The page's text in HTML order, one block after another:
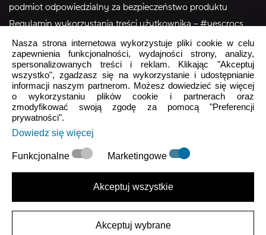
podmiot odpowiedzialny za bezpieczeństwo produktu
Regulamin wykorzystania treści użytkownika – #yescrocs
Obsługa Klienta
Pon - Pt9:00 - 16:00
Sob - NdzZamknięte
crocs.sklep@intersocks.pl
22 230 94 60
Wyślij
AkceptujePolityki Prywatności.
Nasza strona internetowa wykorzystuje pliki cookie w celu
zapewnienia funkcjonalności, wydajności strony, analizy,
spersonalizowanych treści i reklam. Klikając "Akceptuj
wszystko", zgadzasz się na wykorzystanie i udostępnianie
informacji naszym partnerom. Możesz dowiedzieć się więcej
o wykorzystaniu plików cookie i partnerach oraz
zmodyfikować swoją zgodę za pomocą "Preferencji
prywatności".
Dowiedz się więcej
Funkcjonalne Marketingowe
Akceptuj wszystkie
Akceptuj wybrane